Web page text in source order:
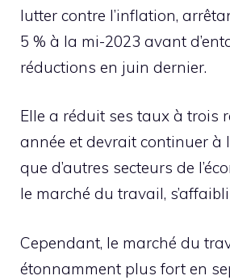
lutter contre l’inflation,
5 % à la mi-2023 avant
réductions en juin dernier.
Elle a réduit ses taux à trois
année et devrait continuer à
que d’autres secteurs de
le marché du travail,
Cependant, le marché du
étonnamment plus fort en